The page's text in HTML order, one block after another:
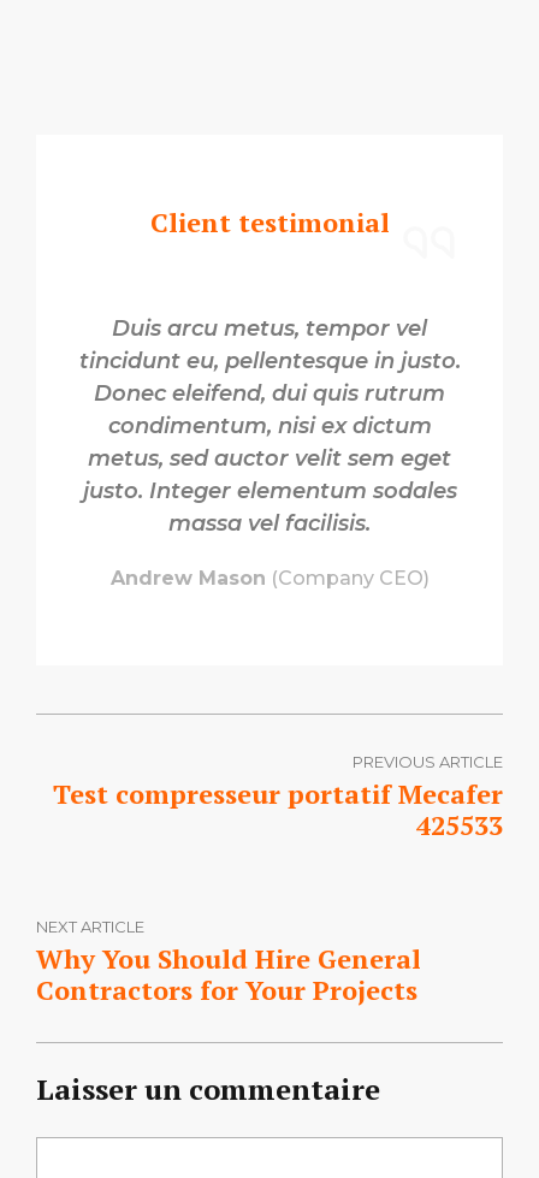
Client testimonial
Duis arcu metus, tempor vel
tincidunt eu, pellentesque in justo.
Donec eleifend, dui quis rutrum
condimentum, nisi ex dictum
metus, sed auctor velit sem eget
justo. Integer elementum sodales
massa vel facilisis.
Andrew Mason (Company CEO)
PREVIOUS ARTICLE
Test compresseur portatif Mecafer
425533
NEXT ARTICLE
Why You Should Hire General
Contractors for Your Projects
Laisser un commentaire